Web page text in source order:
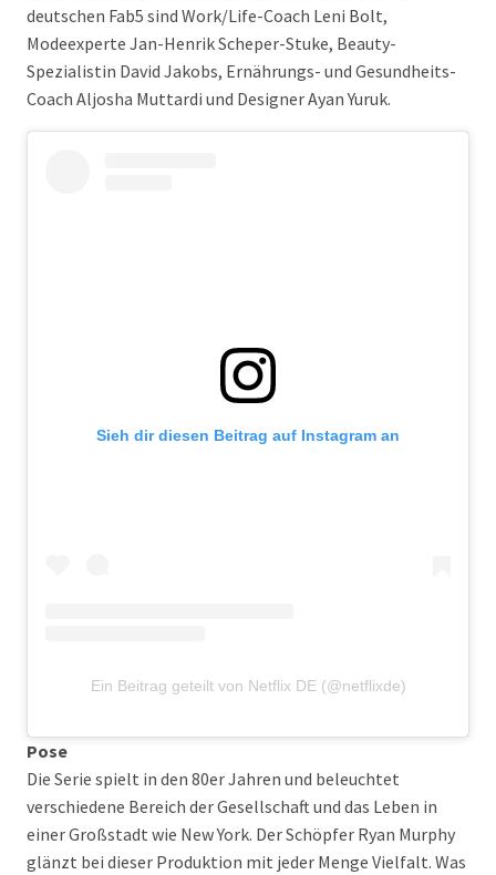
deutschen Fab5 sind Work/Life-Coach Leni Bolt,
Modeexperte Jan-Henrik Scheper-Stuke, Beauty-
Spezialistin David Jakobs, Ernährungs- und Gesundheits-
Coach Aljosha Muttardi und Designer Ayan Yuruk.
Sieh dir diesen Beitrag auf Instagram an
Ein Beitrag geteilt von Netflix DE (@netflixde)
Pose
Die Serie spielt in den 80er Jahren und beleuchtet
verschiedene Bereich der Gesellschaft und das Leben in
einer Großstadt wie New York. Der Schöpfer Ryan Murphy
glänzt bei dieser Produktion mit jeder Menge Vielfalt. Was